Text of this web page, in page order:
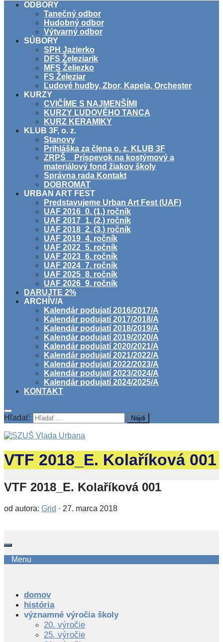
ODBORY
Tanečný odbor
Hudobný odbor
Výtvarný odbor
SÚBORY
SPH Jazierko
DFS Železiarik
MFS Želiezko
FS Železiar
Ľudové hudby, Zbor, Kapela, Orchester
KURZY
CVIČÍME S NAJMENŠÍMI
KURZY ĽUDOVÉHO TANCA
KURZ KERAMIKY
KLUB 3F, o. z.
Stanovy
Prihláška za člena o. z. KLUB 3F
ZRPŠ _ Príspevok na kostýmový a
materiálový fond žiakov školy
Správna rada Kontakt
DOBROMAT
URBAN ART FEST
Predstavujeme Urban Art Fest (UAF)
UAF 2016_0. (1.) ročník
UAF 2017_1. (2.) ročník
UAF 2018_2. (3.) ročník
UAF 2019_4. ročník
UAF 2022_5. ročník
UAF 2023_6. ročník
UAF 2024_7. ročník
UAF 2025_8. ročník
UAF 2026_9. ročník
DARUJTE 2%
ARCHÍV/A
Kalendár podujatí 2016/2017/A
Kalendár podujatí 2017/2018/A
Kalendár podujatí 2018/2019/A
Kalendár podujatí 2019/2020/A
Kalendár podujatí 2020/2021/A
Kalendár podujatí 2021/2022/A
Kalendár podujatí 2022/2023/A
Kalendár podujatí 2023/2024/A
Kalendár podujatí 2024/2025/A
KONTAKT
Hľadať:
VTF 2018_E. Kolaříková 001
VTF 2018_E. Kolaříková 001
od autora: Grid · 27. marca 2018
Menu
domov
história
významné výročia školy
20. výročie
25. výročie